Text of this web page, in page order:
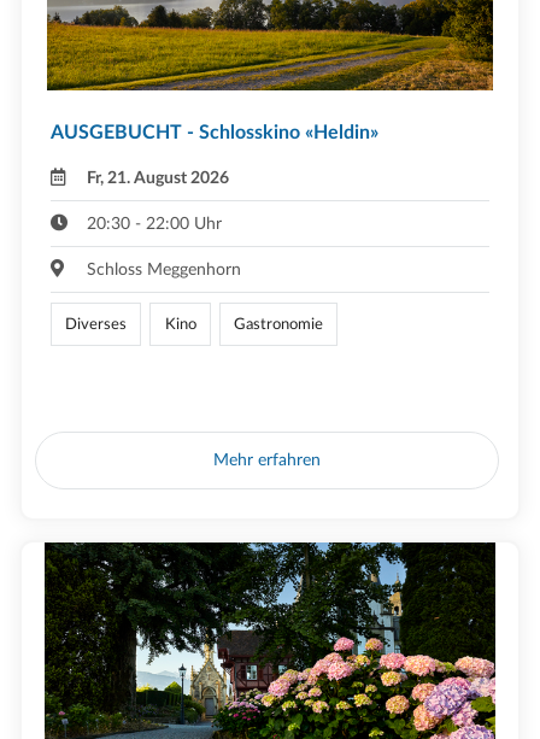
AUSGEBUCHT - Schlosskino «Heldin»
Fr, 21. August 2026
20:30 - 22:00 Uhr
Schloss Meggenhorn
Diverses Kino Gastronomie
Mehr erfahren